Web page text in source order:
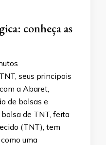
conheça as
seus principais
a Abaret,
de bolsas e
de TNT, feita
(TNT), tem
uma